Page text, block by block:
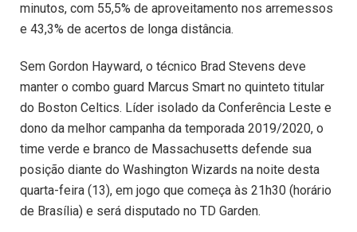
minutos, com 55,5% de aproveitamento nos arremessos
e 43,3% de acertos de longa distância.
Sem Gordon Hayward, o técnico Brad Stevens deve
manter o combo guard Marcus Smart no quinteto titular
do Boston Celtics. Líder isolado da Conferência Leste e
dono da melhor campanha da temporada 2019/2020, o
time verde e branco de Massachusetts defende sua
posição diante do Washington Wizards na noite desta
quarta-feira (13), em jogo que começa às 21h30 (horário
de Brasília) e será disputado no TD Garden.